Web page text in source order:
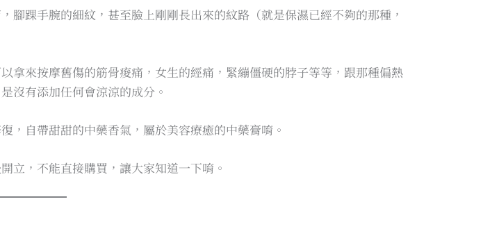
踝手腕的細紋，甚至臉上剛剛長出來的紋路（就是保濕已經不夠的那種，
拿來按摩舊傷的筋骨痠痛，女生的經痛，緊繃僵硬的脖子等等，跟那種偏熱
沒有添加任何會涼涼的成分。
，自帶甜甜的中藥香氣，屬於美容療癒的中藥膏唷。
立，不能直接購買，讓大家知道一下唷。